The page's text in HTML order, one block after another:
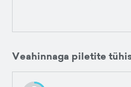
Veahinnaga piletite